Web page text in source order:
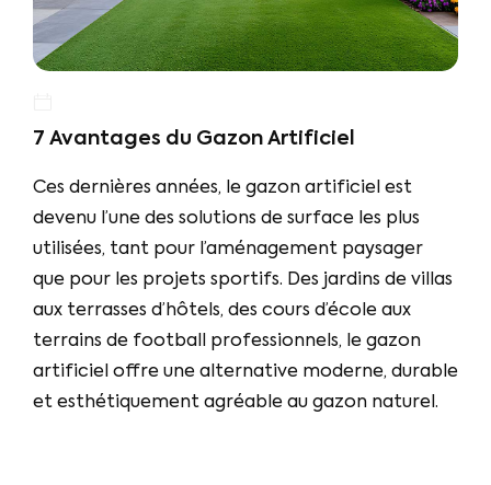
7 Avantages du Gazon Artificiel
Ces dernières années, le gazon artificiel est
devenu l’une des solutions de surface les plus
utilisées, tant pour l’aménagement paysager
que pour les projets sportifs. Des jardins de villas
aux terrasses d’hôtels, des cours d’école aux
terrains de football professionnels, le gazon
artificiel offre une alternative moderne, durable
et esthétiquement agréable au gazon naturel.